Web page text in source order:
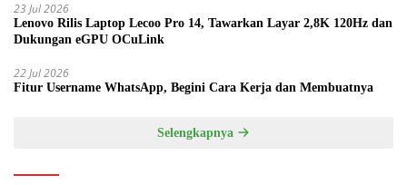
23 Jul 2026
Lenovo Rilis Laptop Lecoo Pro 14, Tawarkan Layar 2,8K 120Hz dan
Dukungan eGPU OCuLink
22 Jul 2026
Fitur Username WhatsApp, Begini Cara Kerja dan Membuatnya
Selengkapnya